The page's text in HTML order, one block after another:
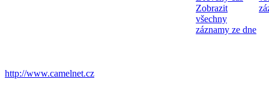
Zobrazit
všechny
záznamy ze dne
http://www.camelnet.cz